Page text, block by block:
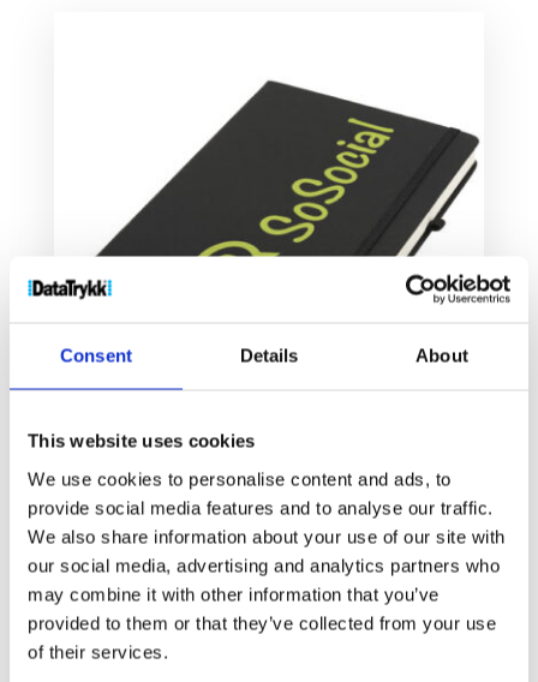
Consent Details About
This website uses cookies
We use cookies to personalise content and ads, to
provide social media features and to analyse our traffic.
We also share information about your use of our site with
our social media, advertising and analytics partners who
may combine it with other information that you’ve
provided to them or that they’ve collected from your use
of their services.
Rivista notatbok, medium
52kr–82 kr
Velg alternativ